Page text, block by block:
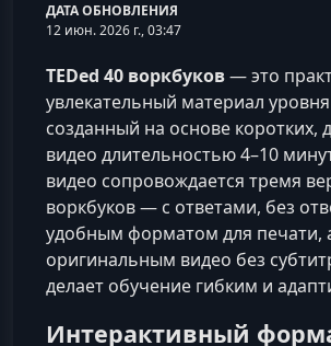
ДАТА ОБНОВЛЕНИЯ
12 июн. 2026 г., 03:47
TEDed 40 воркбуков— это
увлекательный материал уровня
созданный на основе коротких,
видео длительностью 4–10
видео сопровождается тремя
воркбуков — с ответами, без
удобным форматом для печати,
оригинальным видео без
делает обучение гибким и
Интерактивный